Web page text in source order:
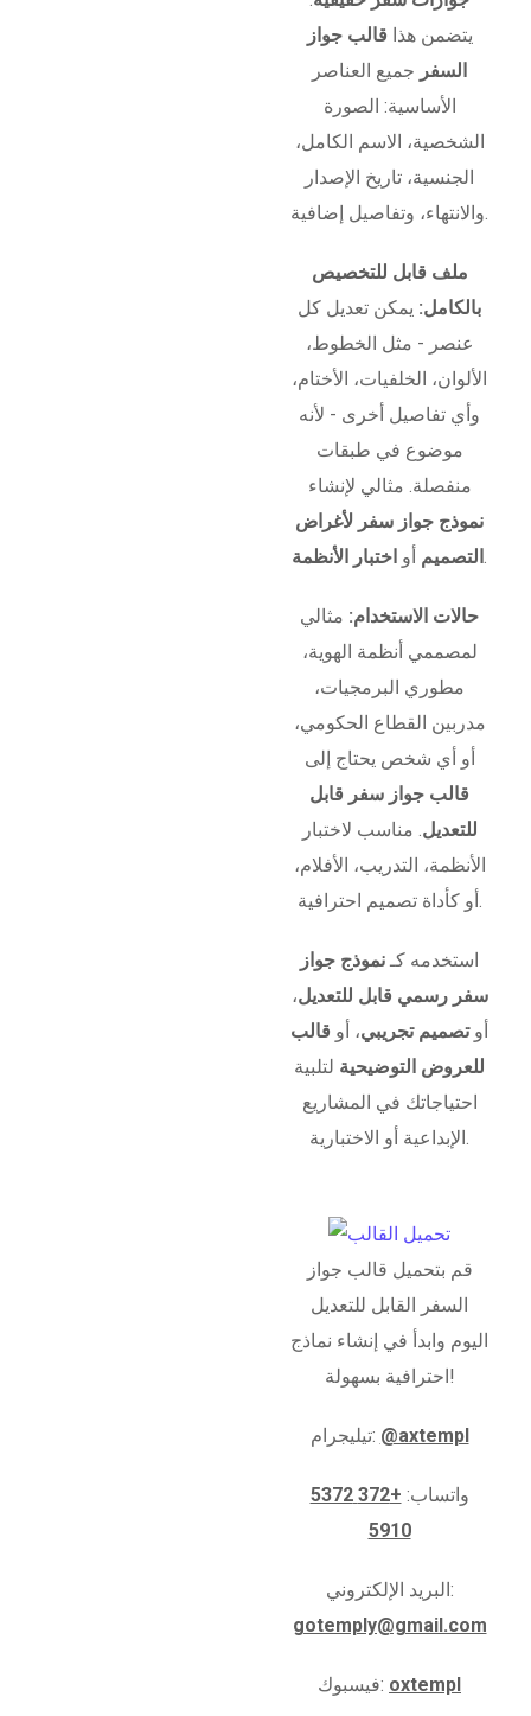
يتضمن هذا قالب جواز
السفر جميع العناصر
الأساسية: الصورة
الشخصية، الاسم الكامل،
الجنسية، تاريخ الإصدار
والانتهاء، وتفاصيل إضافية.
ملف قابل للتخصيص
بالكامل: يمكن تعديل كل
عنصر - مثل الخطوط،
الألوان، الخلفيات، الأختام،
وأي تفاصيل أخرى - لأنه
موضوع في طبقات
منفصلة. مثالي لإنشاء
نموذج جواز سفر لأغراض
التصميم أو اختبار الأنظمة .
حالات الاستخدام: مثالي
لمصممي أنظمة الهوية،
مطوري البرمجيات،
مدربين القطاع الحكومي،
أو أي شخص يحتاج إلى
قالب جواز سفر قابل
للتعديل. مناسب لاختبار
الأنظمة، التدريب، الأفلام،
أو كأداة تصميم احترافية.
استخدمه كـنموذج جواز
سفر رسمي قابل للتعديل،
أوتصميم تجريبي، أو قالب
للعروض التوضيحية لتلبية
احتياجاتك في المشاريع
الإبداعية أو الاختبارية.
قم بتحميل قالب جواز
السفر القابل للتعديل
اليوم وابدأ في إنشاء نماذج
احترافية بسهولة!
تيليجرام: @axtempl
واتساب:
+372 5372
5910
البريد الإلكتروني:
gotemply@gmail.com
فيسبوك: oxtempl